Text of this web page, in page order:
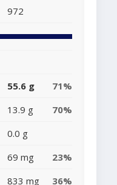
972
55.6 g
71%
13.9 g
70%
0.0 g
69 mg
23%
833 mg 36%